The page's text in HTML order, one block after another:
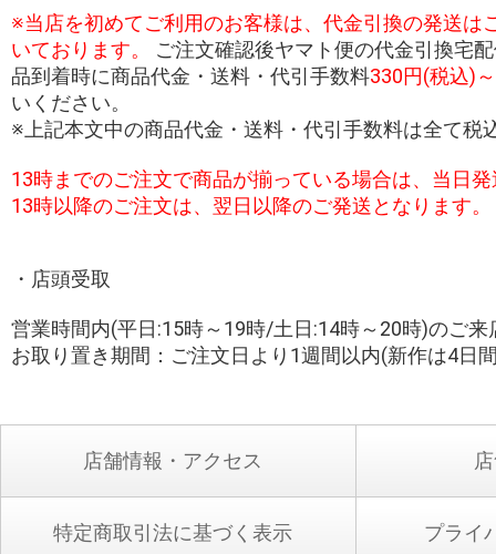
※当店を初めてご利用のお客様は、代金引換の発送は
いております。
ご注文確認後ヤマト便の代金引換宅
品到着時に商品代金・送料・代引手数料330円(税込)
いください。
※上記本文中の商品代金・送料・代引手数料は全て税
13時までのご注文で商品が揃っている場合は、当日
13時以降のご注文は、翌日以降のご発送となります。
・店頭受取
営業時間内(平日:15時～19時/土日:14時～20時)のご
お取り置き期間：ご注文日より1週間以内(新作は4日
店舗情報・アクセス
特定商取引法に基づく表示 プライ